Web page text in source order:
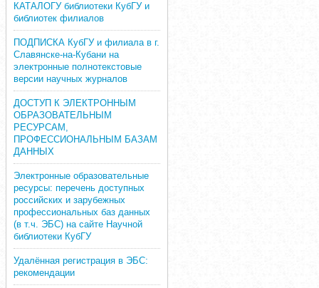
КАТАЛОГУ библиотеки КубГУ и
библиотек филиалов
ПОДПИСКА КубГУ и филиала в г.
Славянске-на-Кубани на
электронные полнотекстовые
версии научных журналов
ДОСТУП К ЭЛЕКТРОННЫМ
ОБРАЗОВАТЕЛЬНЫМ
РЕСУРСАМ,
ПРОФЕССИОНАЛЬНЫМ БАЗАМ
ДАННЫХ
Электронные образовательные
ресурсы: перечень доступных
российских и зарубежных
профессиональных баз данных
(в т.ч. ЭБС) на сайте Научной
библиотеки КубГУ
Удалённая регистрация в ЭБС:
рекомендации